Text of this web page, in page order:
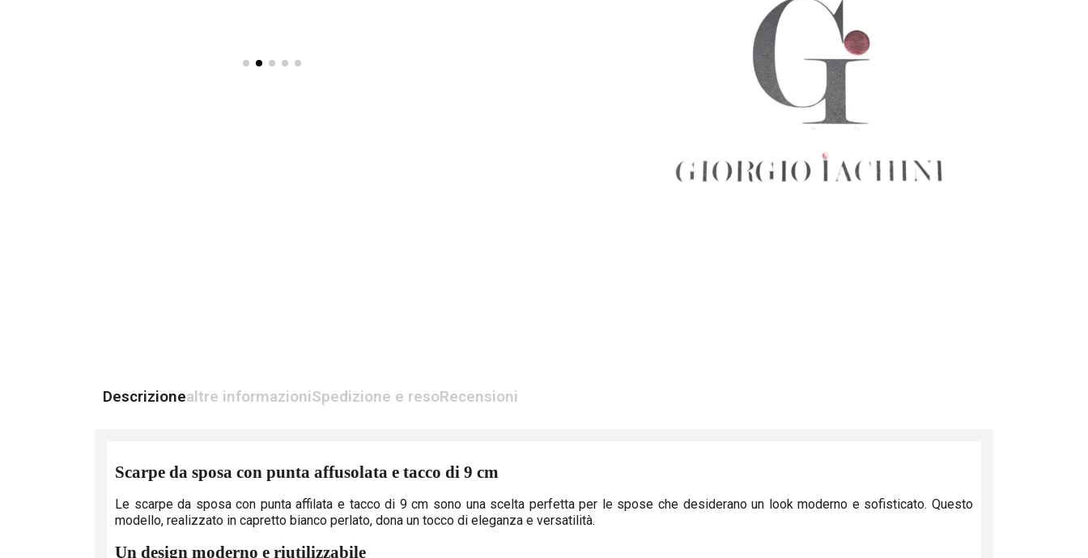
Descrizionealtre informazioniSpedizione e resoRecensioni
Scarpe da sposa con punta affusolata e tacco di 9 cm
Le scarpe da sposa con punta affilata e tacco di 9 cm sono una scelta perfetta per le spose che desiderano un look moderno e sofisticato. Questo
modello, realizzato in capretto bianco perlato, dona un tocco di eleganza e versatilità.
Un design moderno e riutilizzabile